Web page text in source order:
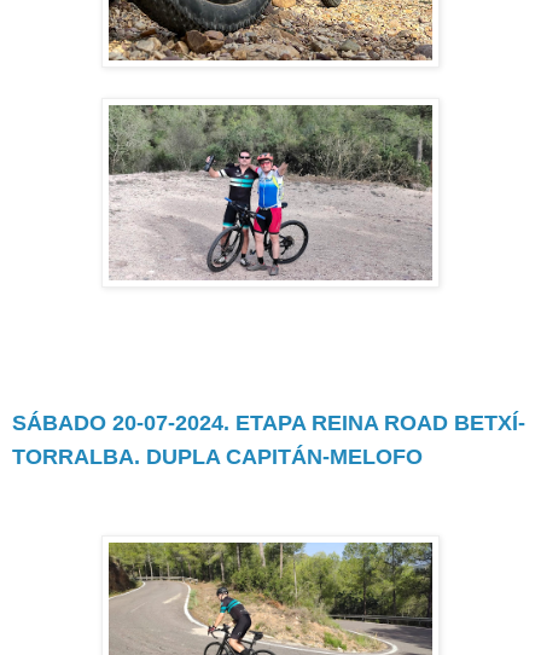
SÁBADO 20-07-2024. ETAPA REINA ROAD BETXÍ-
TORRALBA. DUPLA CAPITÁN-MELOFO